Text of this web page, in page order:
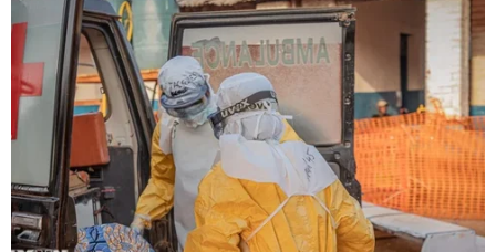
Hiệp ước Cấm vũ khí hạt nhân (TPNW) của Liên hợp quốc.
(Nguồn: ploughshares.org)
Theo Kyodo/AP, bất chấp sự phản đối của Mỹ
cùng các đồng minh và nhiều cường quốc hạt
nhân khác, Hiệp ước Cấm vũ khí hạt nhân
(TPNW) đang ghi nhận những bước tiến vững